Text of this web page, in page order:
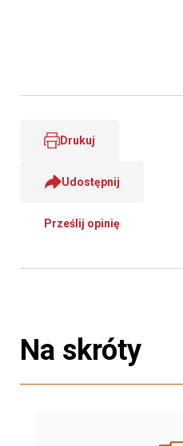
Drukuj
Udostępnij
Prześlij opinię
Na skróty